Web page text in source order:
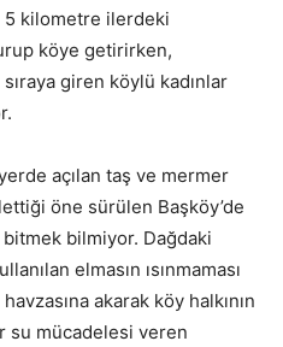
kilometre ilerdeki
köye getirirken,
giren köylü kadınlar
açılan taş ve mermer
öne sürülen Başköy’de
bilmiyor. Dağdaki
elmasın ısınmaması
akarak köy halkının
su mücadelesi veren